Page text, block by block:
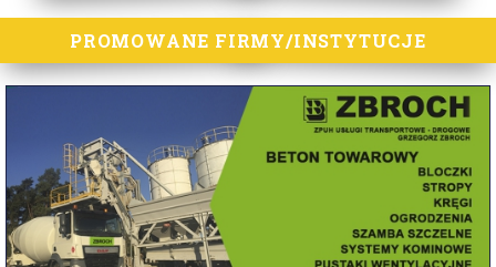
PROMOWANE FIRMY/INSTYTUCJE